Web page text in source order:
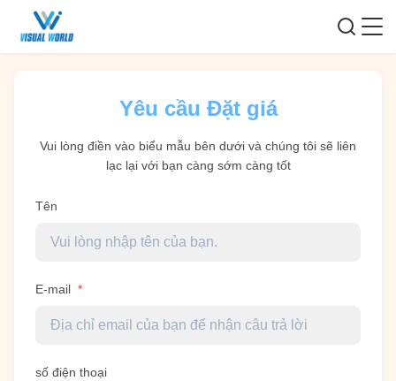
Yêu cầu Đặt giá
Vui lòng điền vào biểu mẫu bên dưới và chúng tôi sẽ liên
lạc lại với bạn càng sớm càng tốt
Tên
E-mail *
số điện thoại